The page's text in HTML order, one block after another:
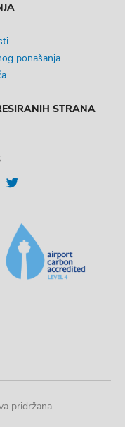
ponašanja
STRANA
pridržana.